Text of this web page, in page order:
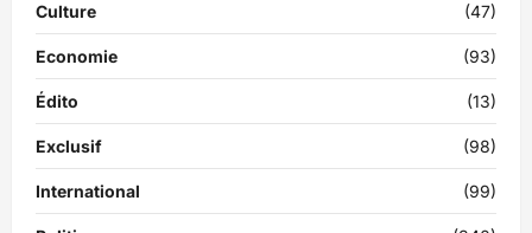
Culture (47)
Economie (93)
Édito (13)
Exclusif (98)
International (99)